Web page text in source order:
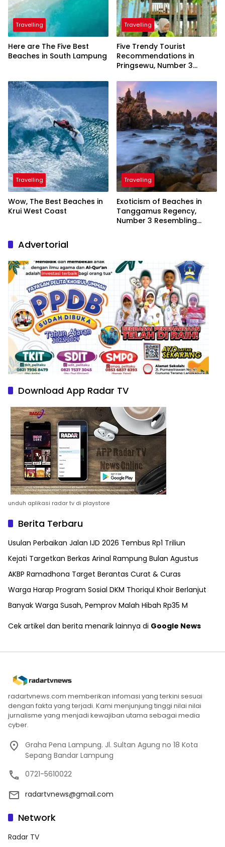
Travelling
Here are The Five Best
Beaches in South Lampung
Travelling
Five Trendy Tourist
Recommendations in
Pringsewu, Number 3
President
Travelling
Wow, The Best Beaches in
Krui West Coast
Travelling
Exoticism of Beaches in
Tanggamus Regency,
Number 3 Resembling
Advertorial
Download App Radar TV
unduh aplikasi radar tv di playstore
Berita Terbaru
Usulan Perbaikan Jalan IJD 2026 Tembus Rp1 Triliun
Kejati Targetkan Berkas Arinal Rampung Bulan Agustus
AKBP Ramadhona Target Berantas Curat & Curas
Warga Harap Program Sosial DKM Thoriqul Khoir Berlanjut
Banyak Warga Susah, Pemprov Malah Hibah Rp35 M
Cek artikel dan berita menarik lainnya di Google News
radartvnews.com memberikan infomasi yang terkini sesuai
dengan fakta yang terjadi. Kami menjunjung tinggi nilai nilai
jurnalisme yang menjadi kewajiban utama sebagai media
cyber.
Graha Pena Lampung. Jl. Sultan Agung no 18 Kota
Sepang Bandar Lampung
0721-5610022
radartvnews@gmail.com
Network
Radar TV